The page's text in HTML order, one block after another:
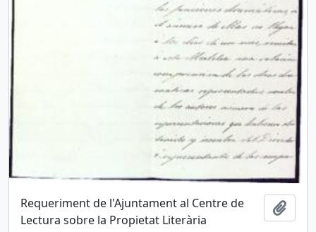
Requeriment de l'Ajuntament al Centre de
Lectura sobre la Propietat Literària